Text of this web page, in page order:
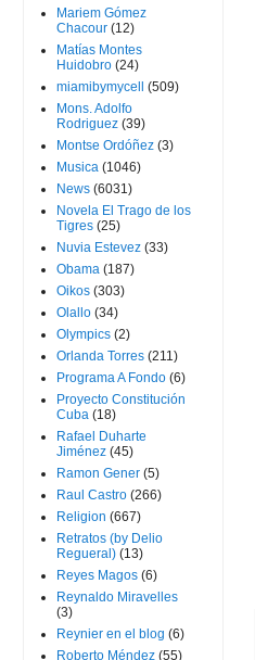
Mariem Gómez
Chacour (12)
Matías Montes
Huidobro (24)
miamibymycell
(509)
Mons. Adolfo
Rodriguez (39)
Montse Ordóñez (3)
Musica (1046)
News (6031)
Novela El Trago de los
Tigres (25)
Nuvia Estevez (33)
Obama (187)
Oikos (303)
Olallo (34)
Olympics (2)
Orlanda Torres (211)
Programa A Fondo (6)
Proyecto Constitución
Cuba (18)
Rafael Duharte
Jiménez (45)
Ramon Gener (5)
Raul Castro (266)
Religion (667)
Retratos (by Delio
Regueral) (13)
Reyes Magos (6)
Reynaldo Miravelles
(3)
Reynier en el blog (6)
Roberto Méndez (55)